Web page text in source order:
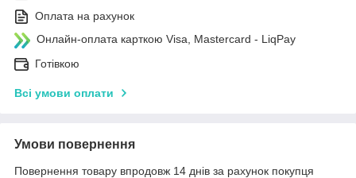
Оплата на рахунок
Онлайн-оплата карткою Visa, Mastercard - LiqPay
Готівкою
Всі умови оплати
Умови повернення
Повернення товару впродовж 14 днів за рахунок покупця